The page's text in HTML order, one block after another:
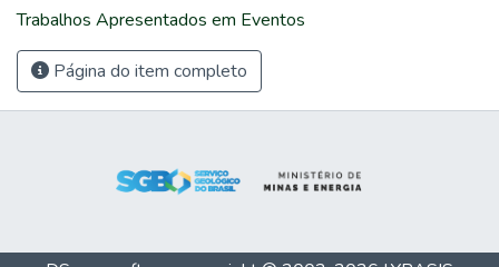
Trabalhos Apresentados em Eventos
Página do item completo